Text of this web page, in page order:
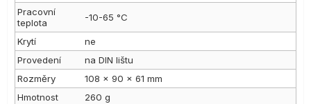
Pracovní
teplota
-10-65 °C
Krytí
ne
Provedení
na DIN lištu
Rozměry
108 x 90 x 61 mm
Hmotnost
260 g